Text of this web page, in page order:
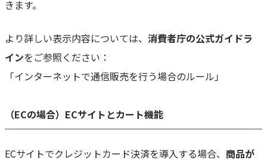
きます。
より詳しい表示内容については、 消費者庁の公式ガイドラ
インをご参照ください：
「インターネットで通信販売を行う場合のルール」
（ECの場合）ECサイトとカート機能
ECサイトでクレジットカード決済を導入する場合、 商品が